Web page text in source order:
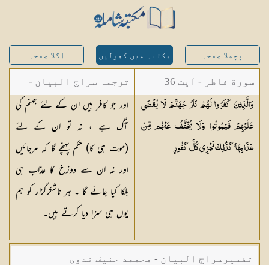
پچھلا صفحہ مکتبہ میں کھولیں اگلا صفحہ
سورة فاطر - آیت 36
وَالَّذِينَ كَفَرُوا لَهُمْ نَارُ جَهَنَّمَ لَا يُقْضَىٰ
عَلَيْهِمْ فَيَمُوتُوا وَلَا يُخَفَّفُ عَنْهُم مِّنْ
عَذَابِهَا ۚ كَذَٰلِكَ نَجْزِي كُلَّ كَفُورٍ
ترجمہ سراج البیان -
مستفاد از ترجمتین
شاہ عبدالقادر دھلوی/
اور جو کافر ہیں ان کے لئے جہنم کی
آگ ہے ، نہ تو ان کے لئے
(موت ہی کا) حکم پہنچے گا کہ مرجائیں
اور نہ ان سے دوزخ کا عذاب ہی
ہلکا کیا جائے گا ۔ ہر ناشکرگزار کو ہم
یوں ہی سزا دیا کرتے ہیں۔
تفسیرسراج البیان - محممد حنیف ندوی